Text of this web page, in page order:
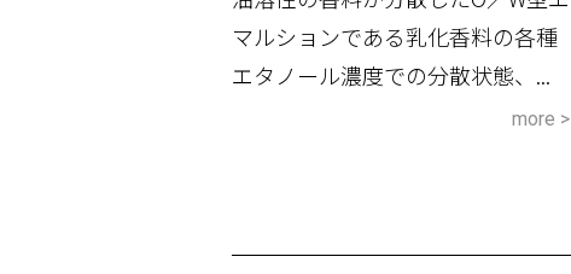
マルションである乳化香料の各種
エタノール濃度での分散状態、...
more >